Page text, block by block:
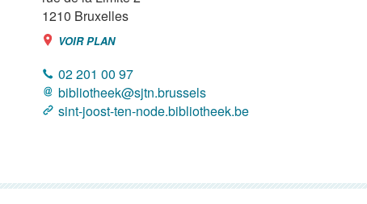
1210 Bruxelles
VOIR PLAN
02 201 00 97
bibliotheek@sjtn.brussels
sint-joost-ten-node.bibliotheek.be